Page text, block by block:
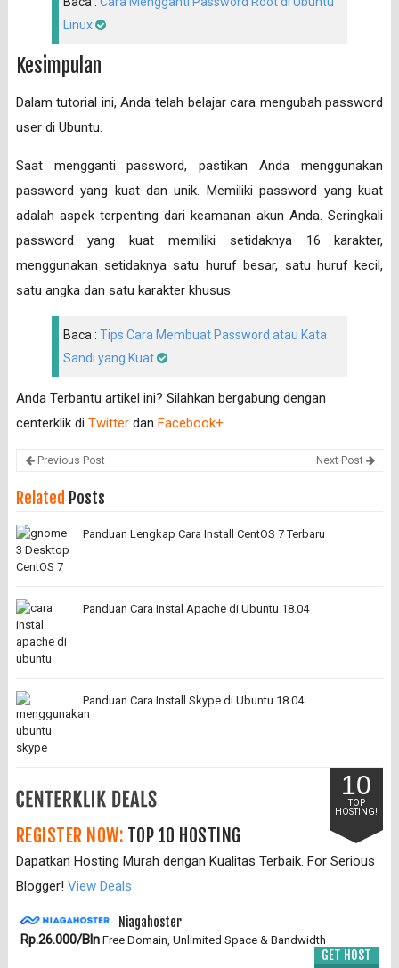
Linux
Kesimpulan
Dalam tutorial ini, Anda telah belajar cara mengubah password
user di Ubuntu.
Saat mengganti password, pastikan Anda menggunakan
password yang kuat dan unik. Memiliki password yang kuat
adalah aspek terpenting dari keamanan akun Anda. Seringkali
password yang kuat memiliki setidaknya 16 karakter,
menggunakan setidaknya satu huruf besar, satu huruf kecil,
satu angka dan satu karakter khusus.
Baca : Tips Cara Membuat Password atau Kata
Sandi yang Kuat
Anda Terbantu artikel ini? Silahkan bergabung dengan
centerklik di Twitterdan Facebook+.
Previous Post Next Post
Related Posts
Panduan Lengkap Cara Install CentOS 7 Terbaru
Panduan Cara Instal Apache di Ubuntu 18.04
Panduan Cara Install Skype di Ubuntu 18.04
10
TOP
HOSTING!
REGISTER NOW: TOP 10 HOSTING
Dapatkan Hosting Murah dengan Kualitas Terbaik. For Serious
Blogger! View Deals
Niagahoster
Rp.26.000/BlnFree Domain, Unlimited Space & Bandwidth
GET HOST